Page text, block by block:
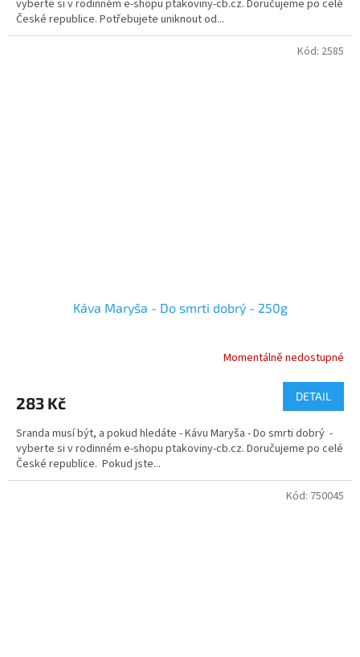
5
hvězdiček.
vyberte si v rodinném e-shopu ptakoviny-cb.cz. Doručujeme po celé
České republice. Potřebujete uniknout od...
Káva Maryša - Do smrti dobrý - 250g
je
z
5
hvězdiček.
Momentálně nedostupné
283 Kč DETAIL
Sranda musí být, a pokud hledáte - Kávu Maryša - Do smrti dobrý -
vyberte si v rodinném e-shopu ptakoviny-cb.cz. Doručujeme po celé
České republice. Pokud jste...
Kód: 2585
Kód: 750045